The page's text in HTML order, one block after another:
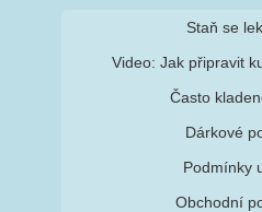
Staň se
Video: Jak připravit
Často
Dárkové
Podmínky
Obchodní